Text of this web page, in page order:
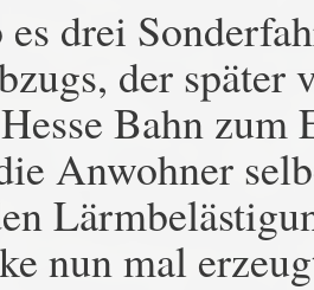
drei
der später
Bahn
Anwohner
nun mal